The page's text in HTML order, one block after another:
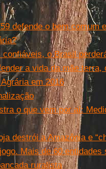
defende o bem comum
confiáveis, o Brasil
a vida da mãe terra,
em 2016
o que vem por aí:
destrói a Amazônia e
Mais de 60 entidades
ruralista